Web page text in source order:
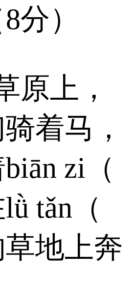
分）
原上，
着马，
zi（
tǎn（
地上奔